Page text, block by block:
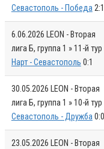
Севастополь - Победа2:1
6.06.2026 LEON - Вторая
лига Б, группа 1 » 11-й тур
Нарт - Севастополь 0:1
30.05.2026 LEON - Вторая
лига Б, группа 1 » 10-й тур
Севастополь - Дружба0:0
23.05.2026 LEON - Вторая